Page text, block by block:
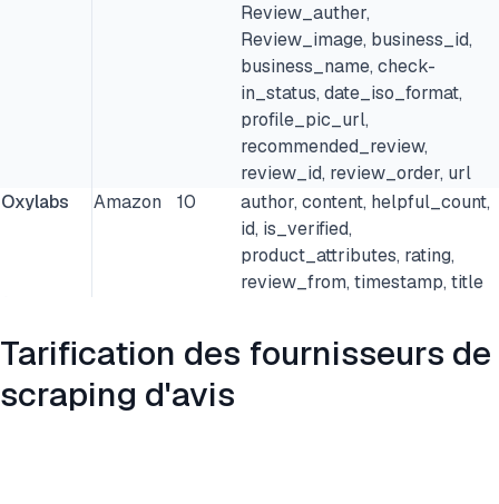
Review_auther,
Review_image, business_id,
business_name, check-
in_status, date_iso_format,
profile_pic_url,
recommended_review,
review_id, review_order, url
Oxylabs
Amazon 10
author, content, helpful_count,
id, is_verified,
product_attributes, rating,
review_from, timestamp, title
Tarification des fournisseurs de
scraping d'avis